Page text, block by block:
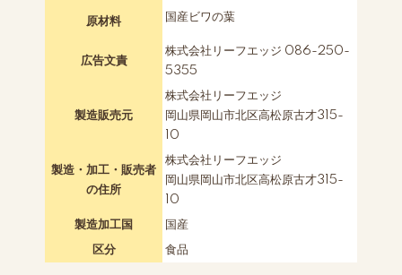
原材料 国産ビワの葉
広告文責
株式会社リーフエッジ 086-250-
5355
製造販売元
株式会社リーフエッジ
岡山県岡山市北区高松原古才315-
10
製造・加工・販売者
の住所
株式会社リーフエッジ
岡山県岡山市北区高松原古才315-
10
製造加工国
国産
区分
食品